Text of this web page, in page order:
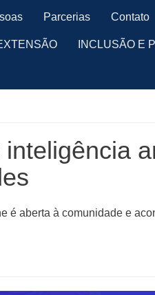
INCLUSÃO E
Parcerias Contato
é aberta à comunidade e